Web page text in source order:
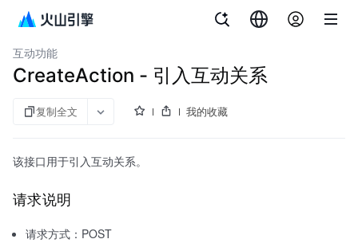
内容管理平台
互动功能
CreateAction - 引入互动关系
复制全文 我的收藏
该接口用于引入互动关系。
请求说明
请求方式：POST